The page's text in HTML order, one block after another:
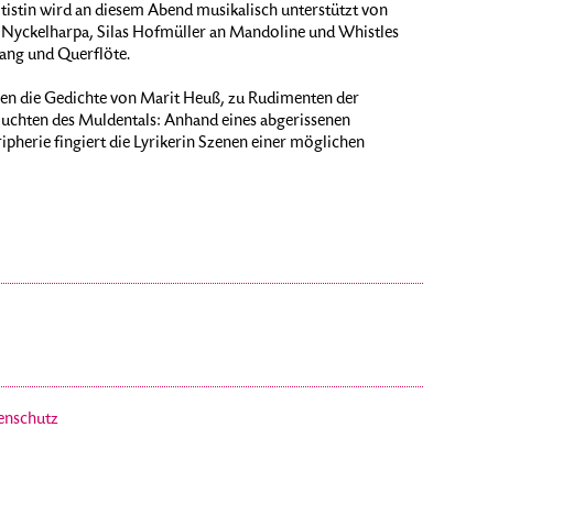
wird an diesem Abend musikalisch unterstützt von
Silas Hofmüller an Mandoline und Whistles
und Querflöte.
die Gedichte von Marit Heuß, zu Rudimenten der
des Muldentals: Anhand eines abgerissenen
fingiert die Lyrikerin Szenen einer möglichen